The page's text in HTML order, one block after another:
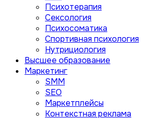
Психотерапия
Сексология
Психосоматика
Спортивная психология
Нутрициология
Высшее образование
Маркетинг
SMM
SEO
Маркетплейсы
Контекстная реклама